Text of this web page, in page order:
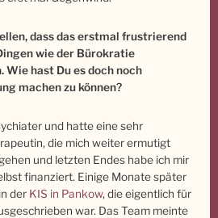
dass das erstmal frustrierend
wie der Bürokratie
Wie hast Du es doch noch
machen zu können?
und hatte eine sehr
die mich weiter ermutigt
und letzten Endes habe ich mir
finanziert. Einige Monate später
der KIS in Pankow, die eigentlich für
war. Das Team meinte